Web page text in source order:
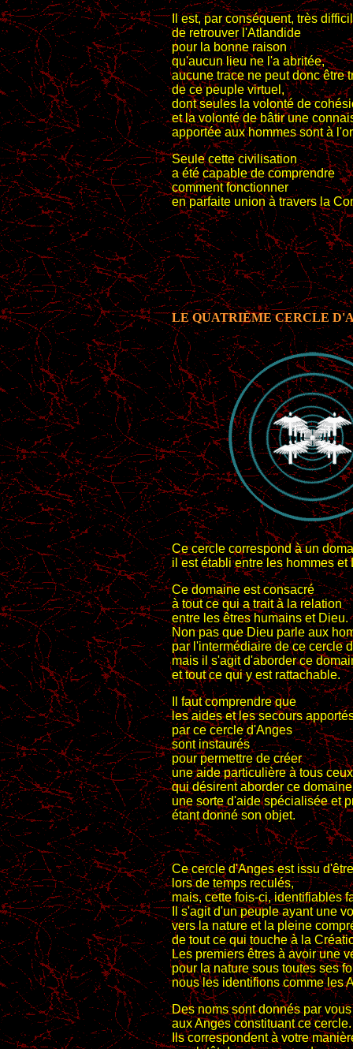
Il est, par conséquent, très
de retrouver l'Atlandide
pour la bonne raison
qu'aucun lieu ne l'a abritée,
aucune trace ne peut donc être
de ce peuple virtuel,
dont seules la volonté de
et la volonté de bâtir une
apportée aux hommes sont à
Seule cette civilisation
a été capable de comprendre
comment fonctionner
en parfaite union à travers la
LE QUATRIÈME CERCLE
Ce cercle correspond à un
il est établi entre les hommes et
Ce domaine est consacré
à tout ce qui a trait à la relation
entre les êtres humains et Dieu.
Non pas que Dieu parle aux
par l'intermédiaire de ce cercle
mais il s'agit d'aborder ce
et tout ce qui y est rattachable.
Il faut comprendre que
les aides et les secours
par ce cercle d'Anges
sont instaurés
pour permettre de créer
une aide particulière à tous ceux
qui désirent aborder ce domaine
une sorte d'aide spécialisée et
étant donné son objet.
Ce cercle d'Anges est issu
lors de temps reculés,
mais, cette fois-ci, identifiables
Il s'agit d'un peuple ayant une
vers la nature et la pleine
de tout ce qui touche à la
Les premiers êtres à avoir une
pour la nature sous toutes ses
nous les identifions comme les
Des noms sont donnés par vous
aux Anges constituant ce cercle.
Ils correspondent à votre